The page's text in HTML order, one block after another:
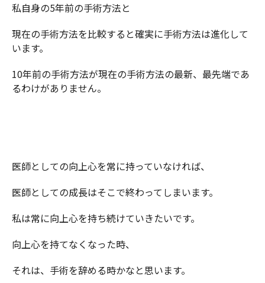
私自身の5年前の手術方法と
現在の手術方法を比較すると確実に手術方法は進化して
います。
10年前の手術方法が現在の手術方法の最新、最先端であ
るわけがありません。
医師としての向上心を常に持っていなければ、
医師としての成長はそこで終わってしまいます。
私は常に向上心を持ち続けていきたいです。
向上心を持てなくなった時、
それは、手術を辞める時かなと思います。